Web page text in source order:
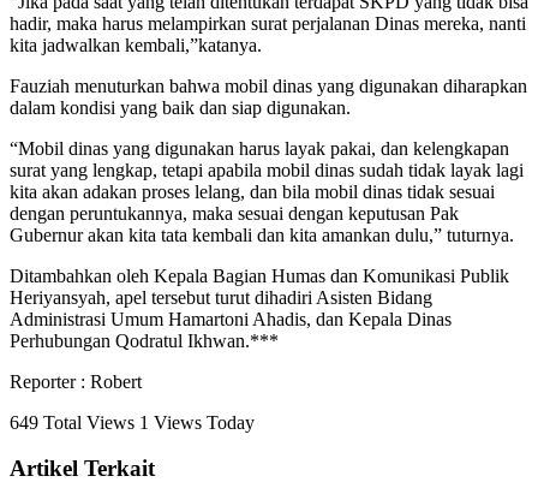
hadir, maka harus melampirkan surat perjalanan Dinas mereka, nanti
kita jadwalkan kembali,”katanya.
Fauziah menuturkan bahwa mobil dinas yang digunakan diharapkan
dalam kondisi yang baik dan siap digunakan.
“Mobil dinas yang digunakan harus layak pakai, dan kelengkapan
surat yang lengkap, tetapi apabila mobil dinas sudah tidak layak lagi
kita akan adakan proses lelang, dan bila mobil dinas tidak sesuai
dengan peruntukannya, maka sesuai dengan keputusan Pak
Gubernur akan kita tata kembali dan kita amankan dulu,” tuturnya.
Ditambahkan oleh Kepala Bagian Humas dan Komunikasi Publik
Heriyansyah, apel tersebut turut dihadiri Asisten Bidang
Administrasi Umum Hamartoni Ahadis, dan Kepala Dinas
Perhubungan Qodratul Ikhwan.***
Reporter : Robert
649 Total Views 1 Views Today
Artikel Terkait